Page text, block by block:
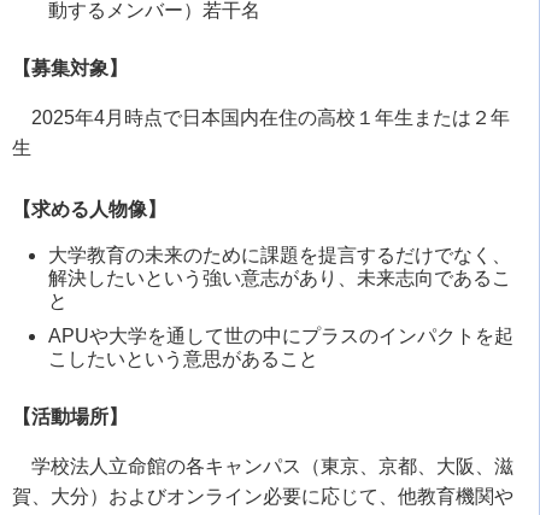
動するメンバー）若干名
【募集対象】
2025年4月時点で日本国内在住の高校１年生または２年
生
【求める人物像】
大学教育の未来のために課題を提言するだけでなく、
解決したいという強い意志があり、未来志向であるこ
と
APUや大学を通して世の中にプラスのインパクトを起
こしたいという意思があること
【活動場所】
学校法人立命館の各キャンパス（東京、京都、大阪、滋
賀、大分）およびオンライン必要に応じて、他教育機関や